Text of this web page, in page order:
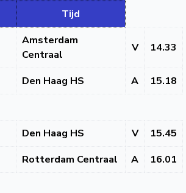
Tijd
Amsterdam
Centraal
V 14.33
Den Haag HS A
15.18
Den Haag HS V
15.45
Rotterdam Centraal A
16.01